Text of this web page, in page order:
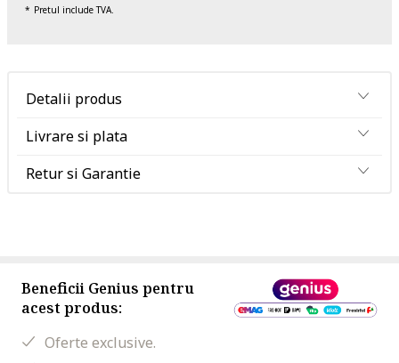
Pretul include TVA.
Detalii produs
Livrare si plata
Retur si Garantie
Beneficii Genius pentru
acest produs:
Oferte exclusive.